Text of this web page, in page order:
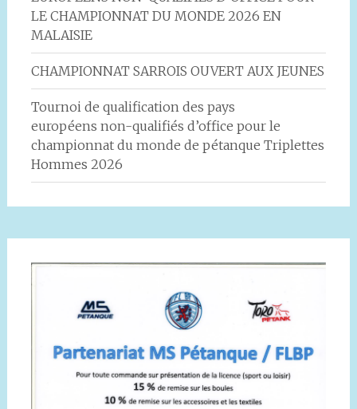
LE CHAMPIONNAT DU MONDE 2026 EN
MALAISIE
CHAMPIONNAT SARROIS OUVERT AUX JEUNES
Tournoi de qualification des pays
européens non-qualifiés d’office pour le
championnat du monde de pétanque Triplettes
Hommes 2026